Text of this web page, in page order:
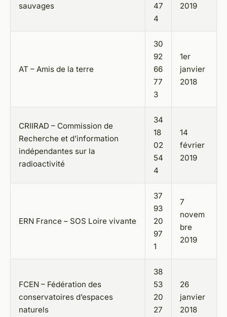
sauvages
47
4
2019
AT – Amis de la terre
30
92
66
77
3
1er
janvier
2018
CRIIRAD – Commission de
Recherche et d’information
indépendantes sur la
radioactivité
34
18
02
54
4
14
février
2019
ERN France – SOS Loire vivante
37
93
20
97
1
7
novem
bre
2019
FCEN – Fédération des
conservatoires d’espaces
naturels
38
53
20
27
26
janvier
2018